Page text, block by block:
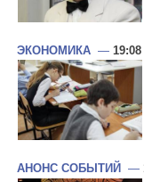
ЭКОНОМИКА — 19:08
АНОНС СОБЫТИЙ —